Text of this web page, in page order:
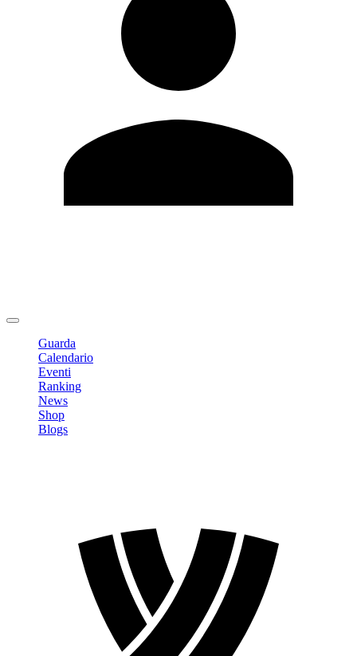
Guarda
Calendario
Eventi
Ranking
News
Shop
Blogs